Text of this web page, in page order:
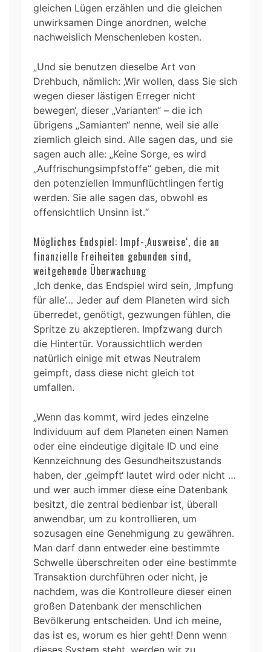
gleichen Lügen erzählen und die gleichen
unwirksamen Dinge anordnen, welche
nachweislich Menschenleben kosten.
„Und sie benutzen dieselbe Art von
Drehbuch, nämlich: ‚Wir wollen, dass Sie sich
wegen dieser lästigen Erreger nicht
bewegen‘, dieser „Varianten“ – die ich
übrigens „Samianten“ nenne, weil sie alle
ziemlich gleich sind. Alle sagen das, und sie
sagen auch alle: „Keine Sorge, es wird
„Auffrischungsimpfstoffe“ geben, die mit
den potenziellen Immunflüchtlingen fertig
werden. Sie alle sagen das, obwohl es
offensichtlich Unsinn ist.“
Mögliches Endspiel: Impf-‚Ausweise‘, die an
finanzielle Freiheiten gebunden sind,
weitgehende Überwachung
„Ich denke, das Endspiel wird sein, ‚Impfung
für alle’… Jeder auf dem Planeten wird sich
überredet, genötigt, gezwungen fühlen, die
Spritze zu akzeptieren. Impfzwang durch
die Hintertür. Voraussichtlich werden
natürlich einige mit etwas Neutralem
geimpft, dass diese nicht gleich tot
umfallen.
„Wenn das kommt, wird jedes einzelne
Individuum auf dem Planeten einen Namen
oder eine eindeutige digitale ID und eine
Kennzeichnung des Gesundheitszustands
haben, der ‚geimpft‘ lautet wird oder nicht …
und wer auch immer diese eine Datenbank
besitzt, die zentral bedienbar ist, überall
anwendbar, um zu kontrollieren, um
sozusagen eine Genehmigung zu gewähren.
Man darf dann entweder eine bestimmte
Schwelle überschreiten oder eine bestimmte
Transaktion durchführen oder nicht, je
nachdem, was die Kontrolleure dieser einen
großen Datenbank der menschlichen
Bevölkerung entscheiden. Und ich meine,
das ist es, worum es hier geht! Denn wenn
dieses System steht, werden wir zu